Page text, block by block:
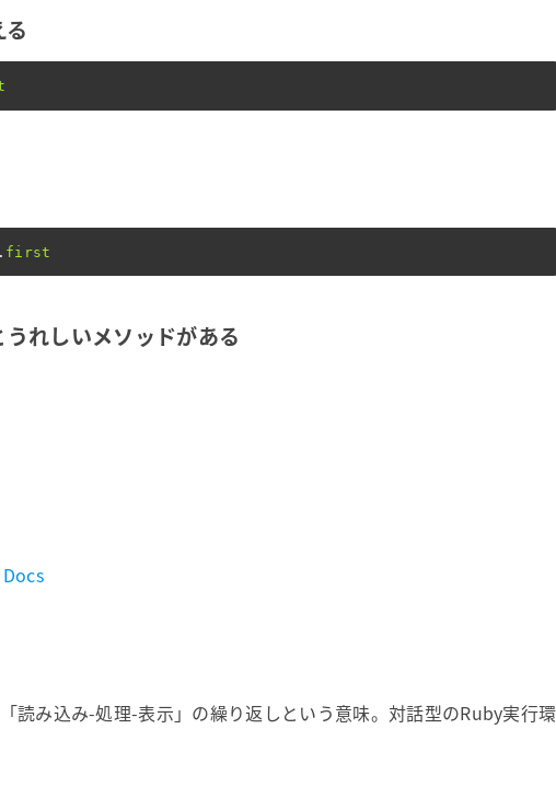
first
れしいメソッドがある
み込み-処理-表示」の繰り返しという意味。対話型のRuby実行環